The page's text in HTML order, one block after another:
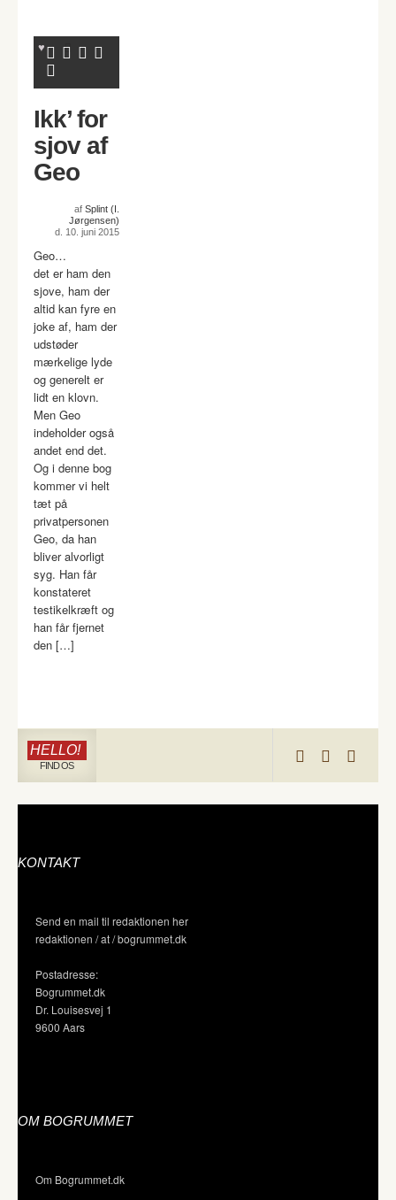
Ikk’ for
sjov af
Geo
af Splint (I.
Jørgensen)
d. 10. juni 2015
Geo…
det er ham den
sjove, ham der
altid kan fyre en
joke af, ham der
udstøder
mærkelige lyde
og generelt er
lidt en klovn.
Men Geo
indeholder også
andet end det.
Og i denne bog
kommer vi helt
tæt på
privatpersonen
Geo, da han
bliver alvorligt
syg. Han får
konstateret
testikelkræft og
han får fjernet
den […]
HELLO!
FIND OS
KONTAKT
Send en mail til redaktionen her
redaktionen / at / bogrummet.dk
Postadresse:
Bogrummet.dk
Dr. Louisesvej 1
9600 Aars
OM BOGRUMMET
Om Bogrummet.dk